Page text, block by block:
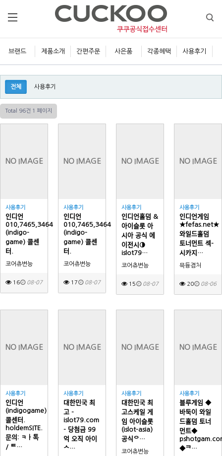
브랜드 제품소개 간편주문 사은품 각종혜택 사용후기
전체 사용후기
Total 96건 1 페이지
NO IMAGE
사용후기
인디언
010,7465,3464
(indigo-
game) 콜센
터.
코어츄변능
16 08-07
NO IMAGE
사용후기
인디언
010,7465,3464
(indigo-
game) 콜센
터.
코어츄변능
17 08-07
NO IMAGE
사용후기
인디언홀덤 &
아이슬롯 아
시아 공식 에
이전시◑
islot79…
코어츄변능
15 08-07
NO IMAGE
사용후기
인디언게임
★fefas.net★
와일드홀덤
토너먼트 섹­
시카­지…
믁듕겸처
20 08-06
NO IMAGE
사용후기
인디언
(indigogame)
콜센터.
holdemSITE.
문의: ㅋㅏ톡
/ ᄐ…
NO IMAGE
사용후기
대한민국 최
고 -
islot79.com
- 당첨금 99
억 오직 아이
ᄉ…
NO IMAGE
사용후기
대한민국 최
고스케일 게
임 아이슬롯
(islot-asia)
공식ᄋ…
코어츄변능
NO IMAGE
사용후기
블루게임 ◆
바둑이 와일
드홀덤 토너
먼트◆
◆ᄏ…